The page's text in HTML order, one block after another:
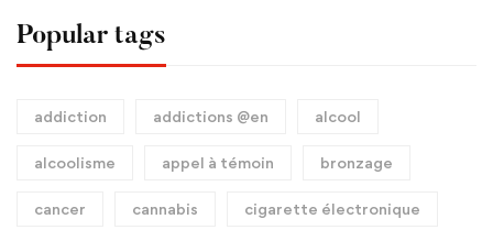
Popular tags
addiction addictions @en alcool
alcoolisme appel à témoin bronzage
cancer cannabis cigarette électronique